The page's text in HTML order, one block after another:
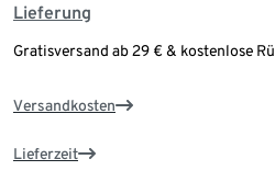
Lieferung
Gratisversand ab 29 € & kostenlose
Versandkosten
Lieferzeit